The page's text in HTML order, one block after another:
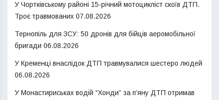
У Чортківському районі 15-річний мотоцикліст скоїв ДТП.
Троє травмованих 07.08.2026
Тернопіль для ЗСУ: 50 дронів для бійців аеромобільної
бригади 06.08.2026
У Кременці внаслідок ДТП травмувалися шестеро людей
06.08.2026
У Монастириськах водій “Хонди” за п’яну ДТП отримав